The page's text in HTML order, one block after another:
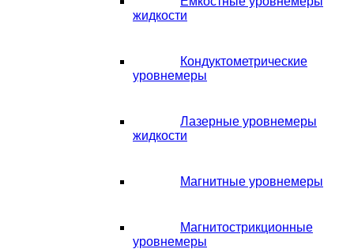
жидкости
Кондуктометрические
уровнемеры
Лазерные уровнемеры
жидкости
Магнитные уровнемеры
Магнитострикционные
уровнемеры